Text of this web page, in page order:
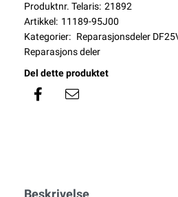
Produktnr. Telaris: 21892
Artikkel: 11189-95J00
Kategorier: Reparasjonsdeler
Reparasjons deler
Del dette produktet
Beskrivelse